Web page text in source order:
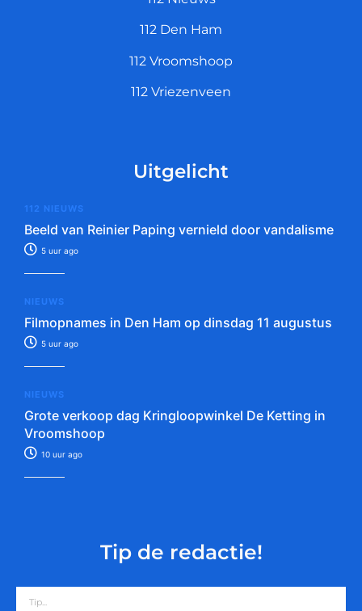
112 Den Ham
112 Vroomshoop
112 Vriezenveen
Uitgelicht
112 NIEUWS
Beeld van Reinier Paping vernield door vandalisme
5 uur ago
NIEUWS
Filmopnames in Den Ham op dinsdag 11 augustus
5 uur ago
NIEUWS
Grote verkoop dag Kringloopwinkel De Ketting in
Vroomshoop
10 uur ago
Tip de redactie!